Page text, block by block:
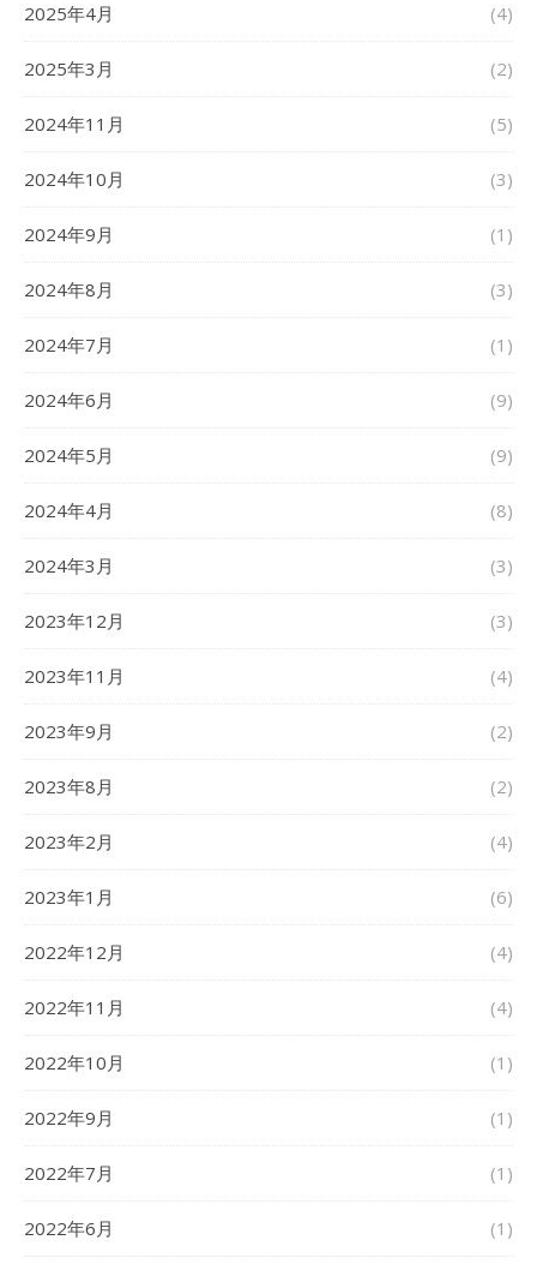
2025年4月 (4)
2025年3月 (2)
2024年11月 (5)
2024年10月 (3)
2024年9月 (1)
2024年8月 (3)
2024年7月 (1)
2024年6月 (9)
2024年5月 (9)
2024年4月 (8)
2024年3月 (3)
2023年12月 (3)
2023年11月 (4)
2023年9月 (2)
2023年8月 (2)
2023年2月 (4)
2023年1月 (6)
2022年12月 (4)
2022年11月 (4)
2022年10月 (1)
2022年9月 (1)
2022年7月 (1)
2022年6月 (1)